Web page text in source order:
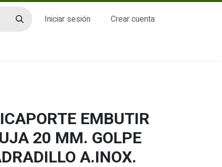
Iniciar sesión Crear cuenta
EMBUTIR
20 MM. GOLPE
A.INOX.